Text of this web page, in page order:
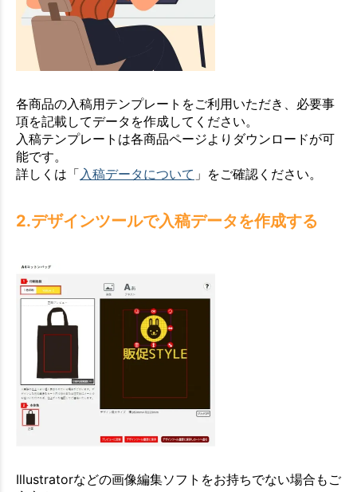
各商品の入稿用テンプレートをご利用いただき、必要事
項を記載してデータを作成してください。
入稿テンプレートは各商品ページよりダウンロードが可
能です。
詳しくは「入稿データについて 」をご確認ください。
2.デザインツールで入稿データを作成する
Illustratorなどの画像編集ソフトをお持ちでない場合もご